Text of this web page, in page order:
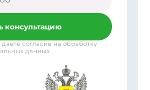
консультацию
согласие на обработку
данных